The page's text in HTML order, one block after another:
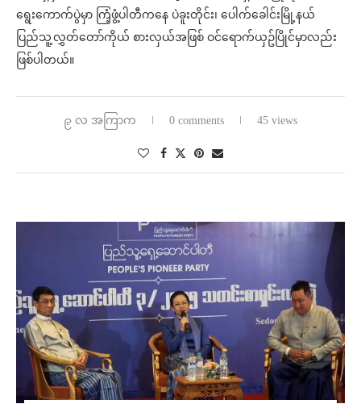
ရွေးကောက်ပွဲမှာ ကြံ့ဖွံ့ပါတီကနေ ပဲခူးတိုင်း၊ ပေါက်ခေါင်းမြို့နယ်
ပြည်သူ့လွှတ်တော်ကိုယ် စားလှယ်အဖြစ် ဝင်ရောက်ယှဥ်ပြိုင်မှာလည်း
ဖြစ်ပါတယ်။
၉ လ အကြာက 0 comments 45 views